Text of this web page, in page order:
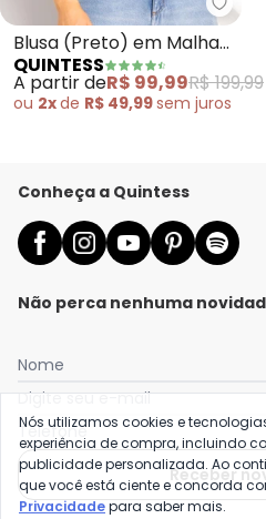
Blusa (Preto) em Malha
Matelassê
QUINTESS
A partir deR$ 99,99R$ 199,99
ou 2xde R$ 49,99sem juros
Conheça a Quintess
Não perca nenhuma
Nome
Digite seu e-mail
Telefone
Receber
Nós utilizamos cookies e
experiência de compra, incluindo
publicidade personalizada. Ao
que você está ciente e concorda
Privacidadepara saber mais.